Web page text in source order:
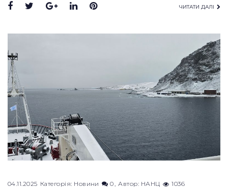
Facebook
TwitterGoogle+
LinkedInPinterest ЧИТАТИ ДАЛІ
04.11.2025 Категорія: Новини 0 Автор: НАНЦ 1036